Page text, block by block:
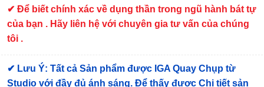
✔ Để biết chính xác về dụng thần trong ngũ hành bát tự
của bạn . Hãy liên hệ với chuyên gia tư vấn của chúng
tôi .
✔ Lưu Ý: Tất cả Sản phẩm được IGA Quay Chụp từ
Studio với đầy đủ ánh sáng. Để thấy được Chi tiết sản